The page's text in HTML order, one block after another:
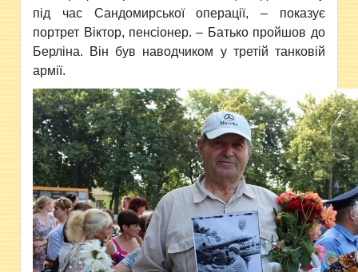
під час Сандомирської операції, – показує
портрет Віктор, пенсіонер. – Батько пройшов до
Берліна. Він був наводчиком у третій танковій
армії.